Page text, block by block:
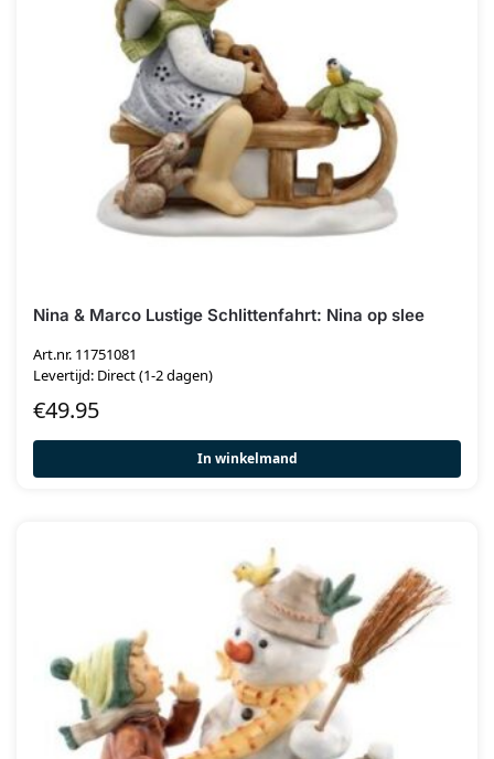
Nina & Marco Lustige Schlittenfahrt: Nina op slee
Art.nr. 11751081
Levertijd: Direct (1-2 dagen)
€49.95
In winkelmand